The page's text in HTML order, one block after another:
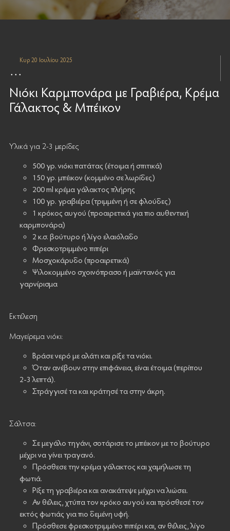
Κυρ 20 Ιουλίου 2025
Νιόκι Καρμπονάρα με Γραβιέρα, Κρέμα
Γάλακτος & Μπέικον
Υλικά για 2-3 μερίδες
500 γρ. νιόκι πατάτας (έτοιμα ή σπιτικά)
150 γρ. μπέικον (κομμένο σε λωρίδες)
200 ml κρέμα γάλακτος πλήρης
100 γρ. γραβιέρα (τριμμένη ή σε φλούδες)
1 κρόκος αυγού (προαιρετικά για πιο αυθεντική
καρμπονάρα)
2 κ.σ. βούτυρο ή λίγο ελαιόλαδο
Φρεσκοτριμμένο πιπέρι
Μοσχοκάρυδο (προαιρετικά)
Ψιλοκομμένο σχοινόπρασο ή μαϊντανός για
γαρνίρισμα
Εκτέλεση
Μαγείρεμα νιόκι:
Βράσε νερό με αλάτι και ρίξε τα νιόκι.
Όταν ανέβουν στην επιφάνεια, είναι έτοιμα (περίπου
2-3 λεπτά).
Στράγγισέ τα και κράτησέ τα στην άκρη.
Σάλτσα:
Σε μεγάλο τηγάνι, σοτάρισε το μπέικον με το βούτυρο
μέχρι να γίνει τραγανό.
Πρόσθεσε την κρέμα γάλακτος και χαμήλωσε τη
φωτιά.
Ρίξε τη γραβιέρα και ανακάτεψε μέχρι να λιώσει.
Αν θέλεις, χτύπα τον κρόκο αυγού και πρόσθεσέ τον
εκτός φωτιάς για πιο δεμένη υφή.
Πρόσθεσε φρεσκοτριμμένο πιπέρι και, αν θέλεις, λίγο